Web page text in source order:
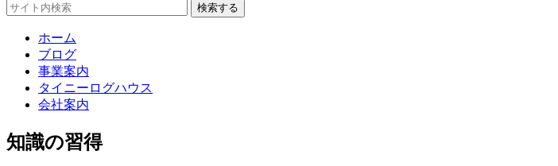
検索する
ホーム
ブログ
事業案内
タイニーログハウス
会社案内
知識の習得